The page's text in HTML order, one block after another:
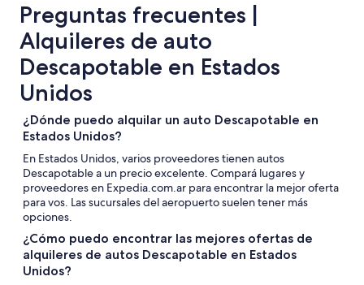
Preguntas frecuentes |
Alquileres de auto
Descapotable en Estados
Unidos
¿Dónde puedo alquilar un auto Descapotable en
Estados Unidos?
En Estados Unidos, varios proveedores tienen autos
Descapotable a un precio excelente. Compará lugares y
proveedores en Expedia.com.ar para encontrar la mejor oferta
para vos. Las sucursales del aeropuerto suelen tener más
opciones.
¿Cómo puedo encontrar las mejores ofertas de
alquileres de autos Descapotable en Estados
Unidos?